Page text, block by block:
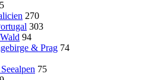
270
303
94
& Prag 74
75